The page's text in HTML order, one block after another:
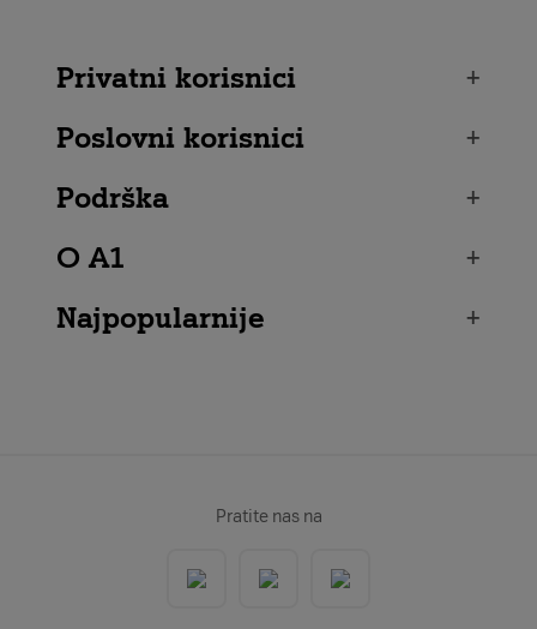
Privatni korisnici
+
Poslovni korisnici
+
Podrška
+
O A1
+
Najpopularnije
+
Pratite nas na